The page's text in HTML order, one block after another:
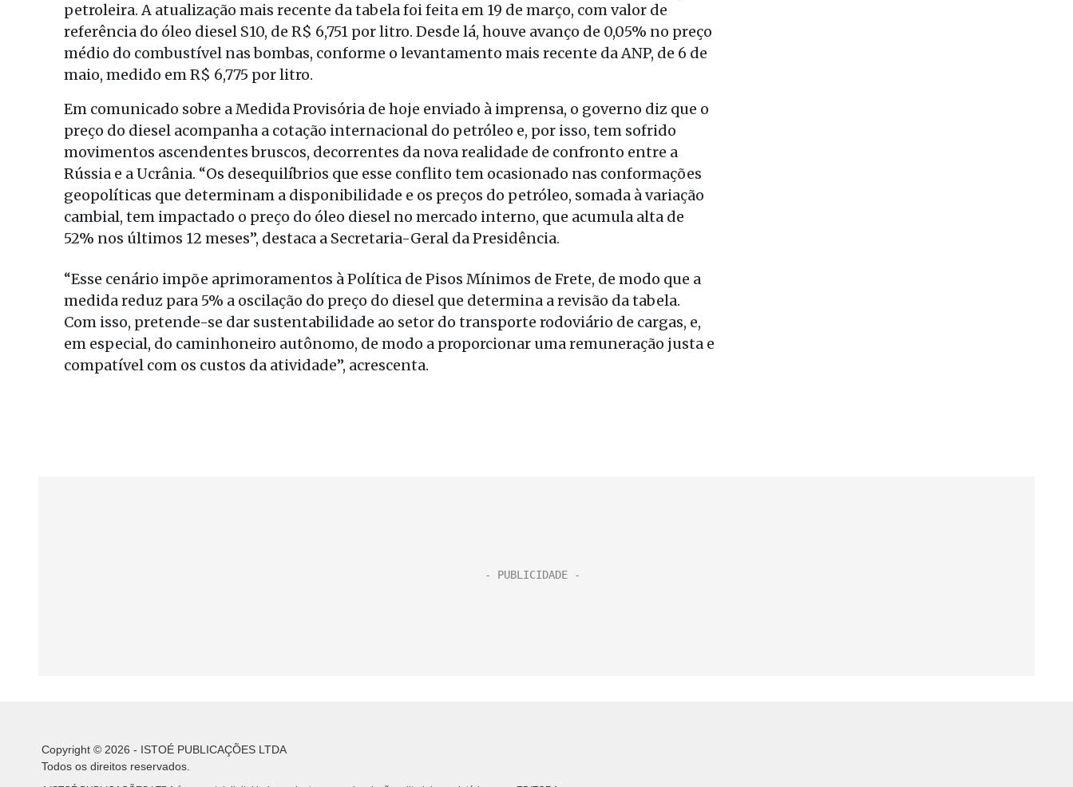
petroleira. A atualização mais recente da tabela foi feita em 19 de março, com valor de
referência do óleo diesel S10, de R$ 6,751 por litro. Desde lá, houve avanço de 0,05% no preço
médio do combustível nas bombas, conforme o levantamento mais recente da ANP, de 6 de
maio, medido em R$ 6,775 por litro.
Em comunicado sobre a Medida Provisória de hoje enviado à imprensa, o governo diz que o
preço do diesel acompanha a cotação internacional do petróleo e, por isso, tem sofrido
movimentos ascendentes bruscos, decorrentes da nova realidade de confronto entre a
Rússia e a Ucrânia. “Os desequilíbrios que esse conflito tem ocasionado nas conformações
geopolíticas que determinam a disponibilidade e os preços do petróleo, somada à variação
cambial, tem impactado o preço do óleo diesel no mercado interno, que acumula alta de
52% nos últimos 12 meses”, destaca a Secretaria-Geral da Presidência.
“Esse cenário impõe aprimoramentos à Política de Pisos Mínimos de Frete, de modo que a
medida reduz para 5% a oscilação do preço do diesel que determina a revisão da tabela.
Com isso, pretende-se dar sustentabilidade ao setor do transporte rodoviário de cargas, e,
em especial, do caminhoneiro autônomo, de modo a proporcionar uma remuneração justa e
compatível com os custos da atividade”, acrescenta.
Copyright © 2026 - ISTOÉ PUBLICAÇÕES LTDA
Todos os direitos reservados.